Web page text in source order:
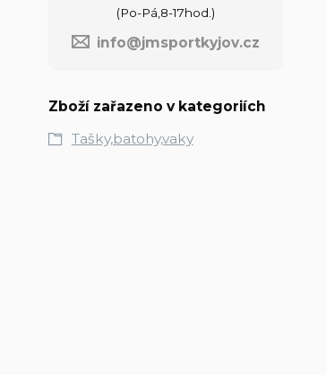
(Po-Pá,8-17hod.)
info@jmsportkyjov.cz
Zboží zařazeno v kategoriích
Tašky,batohy,vaky